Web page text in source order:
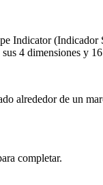
Indicator
4 dimensiones y
alrededor de un
completar.